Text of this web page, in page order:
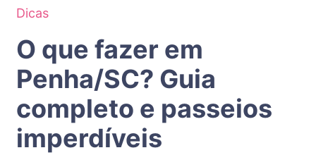
Dicas
O que fazer em
Penha/SC? Guia
completo e passeios
imperdíveis